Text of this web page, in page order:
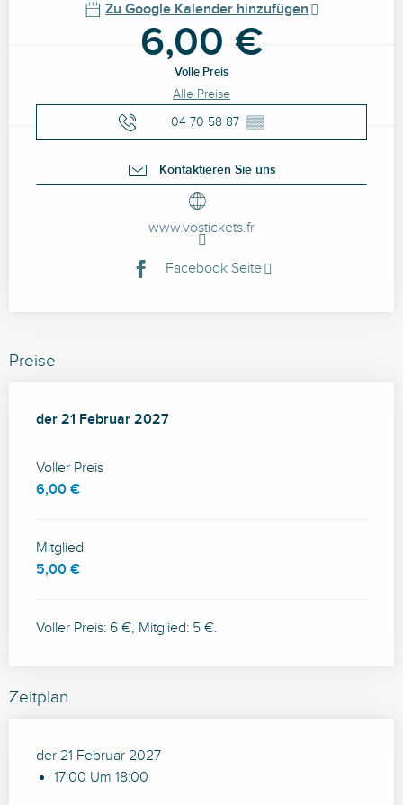
Zu Google Kalender hinzufügen
6,00 €
Volle Preis
Alle Preise
04 70 58 87 ▒▒
Kontaktieren Sie uns
www.vostickets.fr
Facebook Seite
Preise
der 21 Februar 2027
der 21 Februar 2027
Voller Preis
6,00 €
Mitglied
5,00 €
Voller Preis: 6 €, Mitglied: 5 €.
Zeitplan
der 21 Februar 2027
17:00 Um 18:00